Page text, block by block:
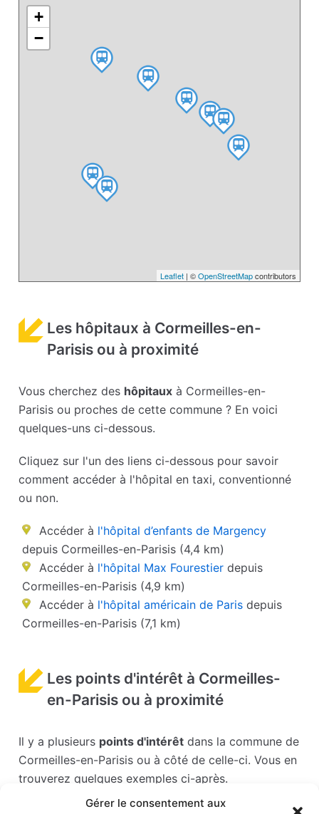
Gérer le consentement aux
+
−
Leaflet| ©OpenStreetMapcontributors
Les hôpitaux à Cormeilles-en-
Parisis ou à proximité
Vous cherchez des hôpitaux à Cormeilles-en-
Parisis ou proches de cette commune ? En voici
quelques-uns ci-dessous.
Cliquez sur l'un des liens ci-dessous pour savoir
comment accéder à l'hôpital en taxi, conventionné
ou non.
Accéder à l'hôpital d’enfants de Margency
depuis Cormeilles-en-Parisis (4,4 km)
Accéder à l'hôpital Max Fourestier depuis
Cormeilles-en-Parisis (4,9 km)
Accéder à l'hôpital américain de Paris depuis
Cormeilles-en-Parisis (7,1 km)
Les points d'intérêt à Cormeilles-
en-Parisis ou à proximité
Il y a plusieurs points d'intérêt dans la commune de
Cormeilles-en-Parisis ou à côté de celle-ci. Vous en
trouverez quelques exemples ci-après.